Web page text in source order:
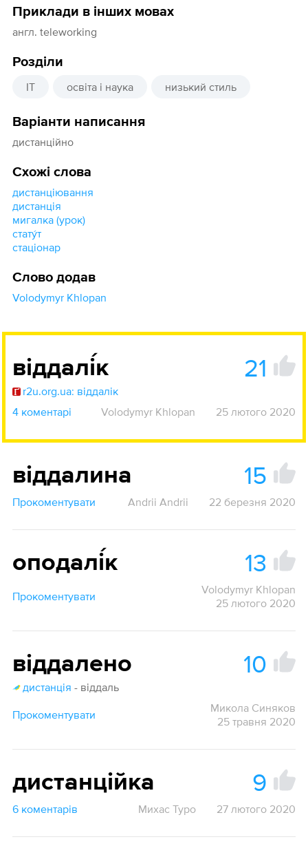
Приклади в інших мовах
англ. teleworking
Розділи
IT освіта і наука низький стиль
Варіанти написання
дистанційно
Схожі слова
дистанціювання
дистанція
мигалка (урок)
стату́т
стаціонар
Слово додав
Volodymyr Khlopan
віддалі́к 21
r2u.org.ua: віддалік
4 коментарі
Volodymyr Khlopan 25 лютого 2020
віддалина 15
Прокоментувати Andrii Andrii 22 березня 2020
оподалі́к 13
Прокоментувати
Volodymyr Khlopan
25 лютого 2020
віддалено 10
дистанція - віддаль
Прокоментувати
Микола Синяков
25 травня 2020
дистанційка 9
6 коментарів Михас Туро 27 лютого 2020